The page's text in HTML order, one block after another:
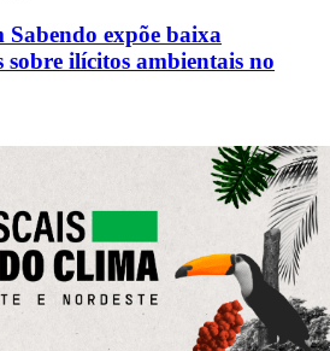
expõe baixa
sobre ilícitos ambientais no